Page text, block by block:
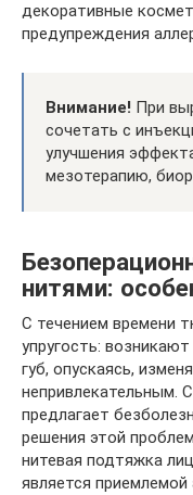
декоративные
предупреждения
Внимание! При
сочетать с
улучшения
мезотерапию,
нитями:
С течением времени
упругость:
губ, опускаясь,
непривлекательным.
предлагает
решения этой
нитевая подтяжка
является